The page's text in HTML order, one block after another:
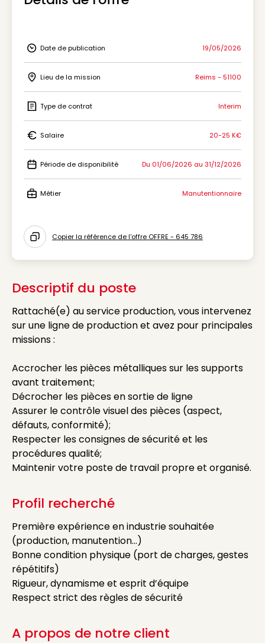
Icon Date de publication
Date de publication 19/05/2026
Icon Lieu de la mission
Lieu de la mission Reims - 51100
Icon Type de contrat
Type de contrat Interim
Icon Salaire
Salaire 20-25 K€
Icon Période de disponibilité
Période de disponibilité Du 01/06/2026 au 31/12/2026
Métier Manutentionnaire
Icon copy to clipboard
Copier la référence de l'offre OFFRE - 645 786
Descriptif du poste
Rattaché(e) au service production, vous intervenez
sur une ligne de production et avez pour principales
missions :
Accrocher les pièces métalliques sur les supports
avant traitement;
Décrocher les pièces en sortie de ligne
Assurer le contrôle visuel des pièces (aspect,
défauts, conformité);
Respecter les consignes de sécurité et les
procédures qualité;
Maintenir votre poste de travail propre et organisé.
Profil recherché
Première expérience en industrie souhaitée
(production, manutention…)
Bonne condition physique (port de charges, gestes
répétitifs)
Rigueur, dynamisme et esprit d’équipe
Respect strict des règles de sécurité
A propos de notre client